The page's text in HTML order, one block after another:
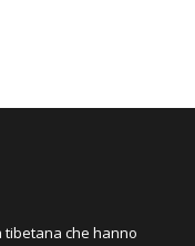
tibetana che hanno